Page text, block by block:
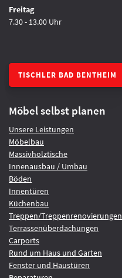
Freitag
7.30 - 13.00 Uhr
TISCHLER BAD BENTHEIM
Möbel selbst planen
Unsere Leistungen
Möbelbau
Massivholztische
Innenausbau / Umbau
Böden
Innentüren
Küchenbau
Treppen/Treppenrenovierungen
Terrassenüberdachungen
Carports
Rund um Haus und Garten
Fenster und Haustüren